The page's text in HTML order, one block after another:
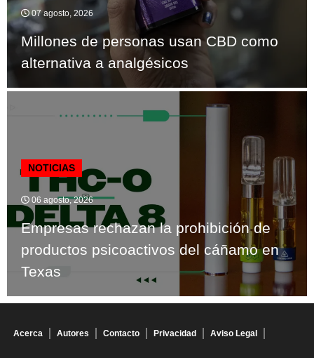
07 agosto, 2026
Millones de personas usan CBD como
alternativa a analgésicos
NOTICIAS
06 agosto, 2026
Empresas rechazan la prohibición de
productos psicoactivos del cáñamo en
Texas
Acerca Autores Contacto Privacidad Aviso Legal